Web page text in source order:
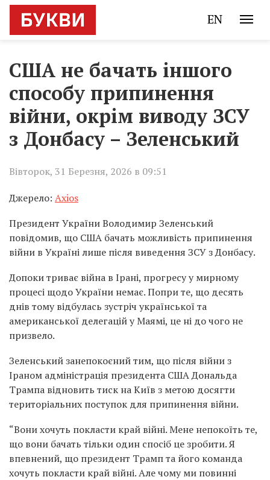
EN
США не бачать іншого
способу припинення
війни, окрім виводу ЗСУ
з Донбасу – Зеленський
Вівторок, 31 Березня, 2026 в 09:51
Джерело: Axios
Президент України Володимир Зеленський
повідомив, що США бачать можливість припинення
війни в Україні лише після виведення ЗСУ з Донбасу.
Допоки триває війна в Ірані, прогресу у мирному
процесі щодо України немає. Попри те, що десять
днів тому відбулась зустріч української та
американської делегацій у Маямі, це ні до чого не
призвело.
Зеленський занепокоєний тим, що після війни з
Іраном адміністрація президента США Дональда
Трампа відновить тиск на Київ з метою досягти
територіальних поступок для припинення війни.
“Вони хочуть покласти край війні. Мене непокоїть те,
що вони бачать тільки один спосіб це зробити. Я
впевнений, що президент Трамп та його команда
хочуть покласти край війні. Але чому ми повинні